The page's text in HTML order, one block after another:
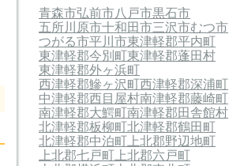
青森市弘前市八戸市黒石市
五所川原市十和田市三沢市むつ市
つがる市平川市東津軽郡平内町
東津軽郡今別町東津軽郡蓬田村
東津軽郡外ヶ浜町
西津軽郡鰺ヶ沢町西津軽郡深浦町
中津軽郡西目屋村南津軽郡藤崎町
南津軽郡大鰐町南津軽郡田舎館村
北津軽郡板柳町北津軽郡鶴田町
北津軽郡中泊町上北郡野辺地町
上北郡七戸町上北郡六戸町